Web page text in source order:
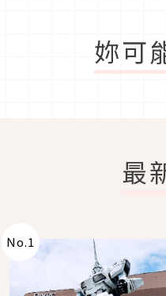
妳可
最
No.1